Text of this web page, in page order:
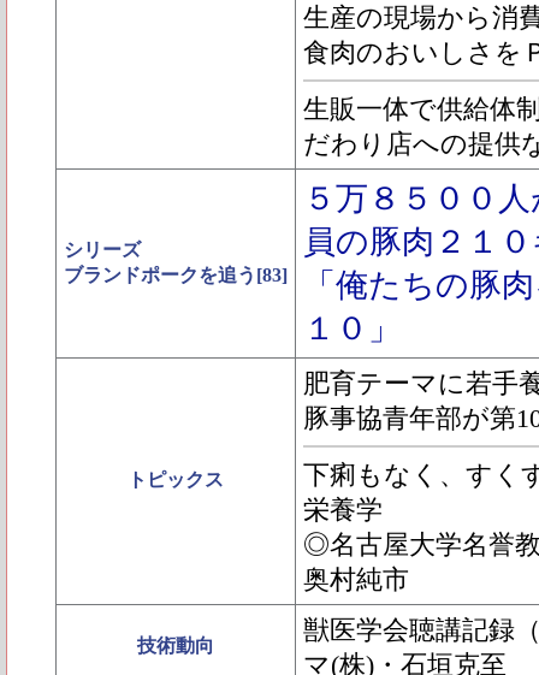
生産の現場から消
食肉のおいしさを
生販一体で供給体
だわり店への提供
シリーズ
ブランドポークを追う[83]
５万８５００
員の豚肉２１
「俺たちの豚
１０」
トピックス
肥育テーマに若手
豚事協青年部が第
下痢もなく、す
栄養学
◎名古屋大学名誉
奥村純市
技術動向
獣医学会聴講記
マ(株)・石垣克至